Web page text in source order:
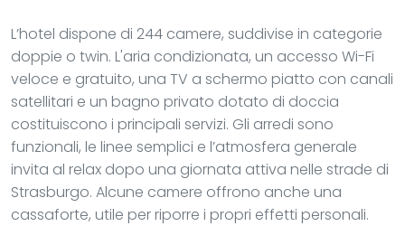
L’hotel dispone di 244 camere, suddivise in categorie
doppie o twin. L'aria condizionata, un accesso Wi-Fi
veloce e gratuito, una TV a schermo piatto con canali
satellitari e un bagno privato dotato di doccia
costituiscono i principali servizi. Gli arredi sono
funzionali, le linee semplici e l’atmosfera generale
invita al relax dopo una giornata attiva nelle strade di
Strasburgo. Alcune camere offrono anche una
cassaforte, utile per riporre i propri effetti personali.